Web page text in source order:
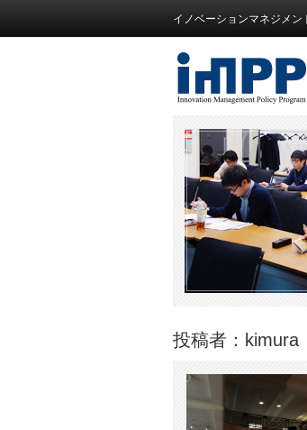
イノベーションマネジメ
投稿者：kimura